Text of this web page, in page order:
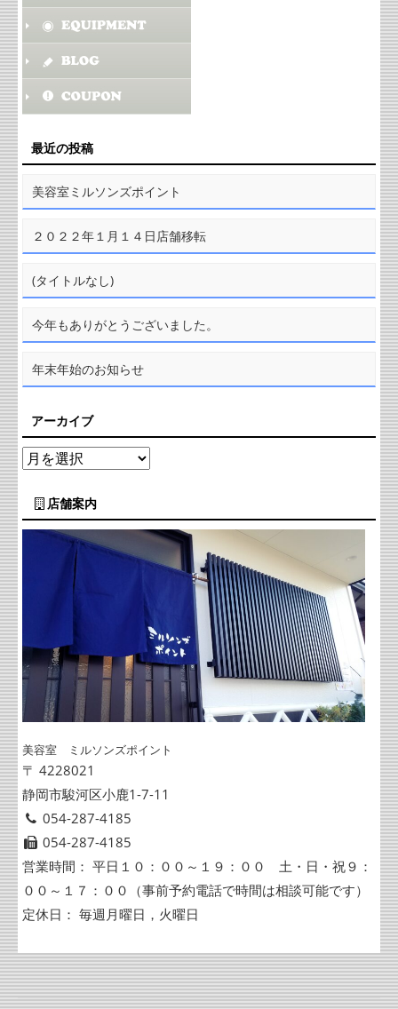
最近の投稿
美容室ミルソンズポイント
２０２２年１月１４日店舗移転
(タイトルなし)
今年もありがとうございました。
年末年始のお知らせ
アーカイブ
店舗案内
美容室 ミルソンズポイント
〒 4228021
静岡市駿河区小鹿1-7-11
054-287-4185
054-287-4185
営業時間： 平日１０：００～１９：００ 土・日・祝９：
００～１７：００（事前予約電話で時間は相談可能です）
定休日： 毎週月曜日，火曜日